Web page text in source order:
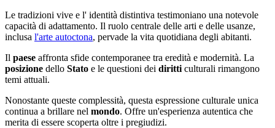
Le tradizioni vive e l' identità distintiva testimoniano una notevole
capacità di adattamento. Il ruolo centrale delle arti e delle usanze,
inclusa l'arte autoctona, pervade la vita quotidiana degli abitanti.
Il paese affronta sfide contemporanee tra eredità e modernità. La
posizione dello Stato e le questioni dei diritti culturali rimangono
temi attuali.
Nonostante queste complessità, questa espressione culturale unica
continua a brillare nel mondo. Offre un'esperienza autentica che
merita di essere scoperta oltre i pregiudizi.